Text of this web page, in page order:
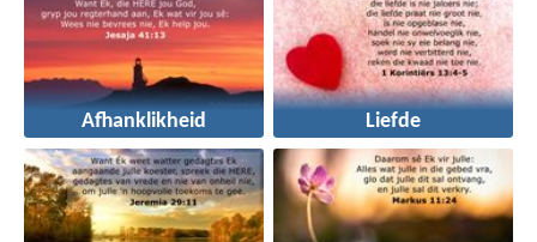
Afhanklikheid Liefde